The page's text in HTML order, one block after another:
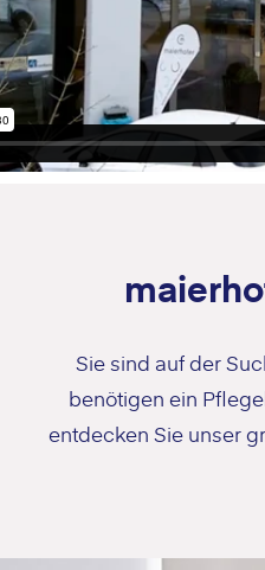
Sie sind auf der
benötigen ein
entdecken Sie unser